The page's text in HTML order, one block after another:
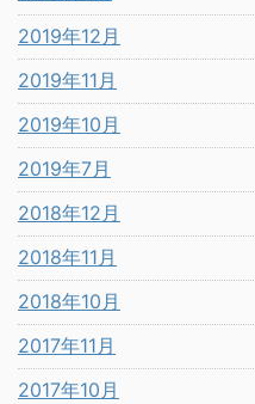
2019年12月
2019年11月
2019年10月
2019年7月
2018年12月
2018年11月
2018年10月
2017年11月
2017年10月